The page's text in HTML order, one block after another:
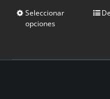
Seleccionar
opciones